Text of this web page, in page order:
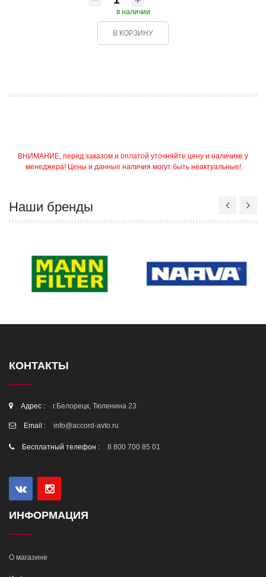
в наличии
В КОРЗИНУ
ВНИМАНИЕ, перед заказом и оплатой уточняйте цену и наличике у
менеджера! Цены и данные наличия могут быть неактуальные!
Наши бренды
КОНТАКТЫ
Адрес : г.Белорецк, Тюленина 23
Email : info@accord-avto.ru
Бесплатный телефон : 8 800 700 85 01
ИНФОРМАЦИЯ
О магазине